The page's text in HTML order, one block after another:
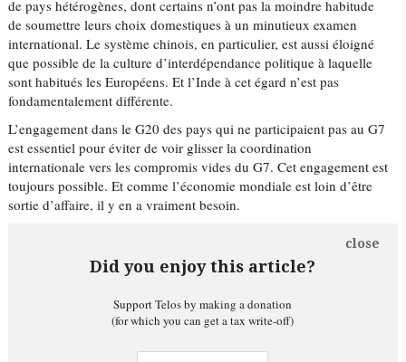
de pays hétérogènes, dont certains n’ont pas la moindre habitude
de soumettre leurs choix domestiques à un minutieux examen
international. Le système chinois, en particulier, est aussi éloigné
que possible de la culture d’interdépendance politique à laquelle
sont habitués les Européens. Et l’Inde à cet égard n’est pas
fondamentalement différente.
L’engagement dans le G20 des pays qui ne participaient pas au G7
est essentiel pour éviter de voir glisser la coordination
internationale vers les compromis vides du G7. Cet engagement est
toujours possible. Et comme l’économie mondiale est loin d’être
sortie d’affaire, il y en a vraiment besoin.
Did you enjoy this article?
close
Support Telos by making a donation
(for which you can get a tax write-off)